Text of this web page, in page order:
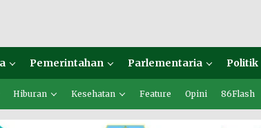
Pemerintahan Parlementaria Politik
Hiburan Kesehatan Feature Opini 86Flash